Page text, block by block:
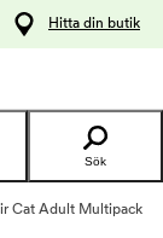
Hitta din butik
Sök
Cat Adult Multipack